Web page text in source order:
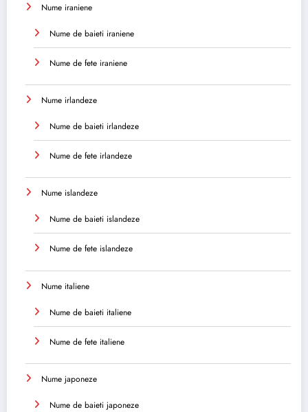
Nume iraniene
Nume de baieti iraniene
Nume de fete iraniene
Nume irlandeze
Nume de baieti irlandeze
Nume de fete irlandeze
Nume islandeze
Nume de baieti islandeze
Nume de fete islandeze
Nume italiene
Nume de baieti italiene
Nume de fete italiene
Nume japoneze
Nume de baieti japoneze